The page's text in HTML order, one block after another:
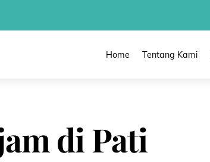
Home Tentang Kami
di Pati